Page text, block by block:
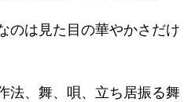
のは見た目の華やかさだけ
法、舞、唄、立ち居振る舞